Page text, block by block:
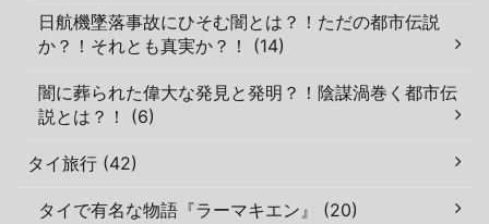
日航機墜落事故にひそむ闇とは？！ただの都市伝説
か？！それとも真実か？！ (14)
闇に葬られた偉大な発見と発明？！陰謀渦巻く都市伝
説とは？！ (6)
タイ旅行 (42)
タイで有名な物語『ラーマキエン』 (20)